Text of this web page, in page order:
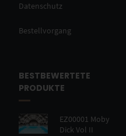
Datenschutz
Bestellvorgang
BESTBEWERTETE
PRODUKTE
EZ00001 Moby
Dick Vol II